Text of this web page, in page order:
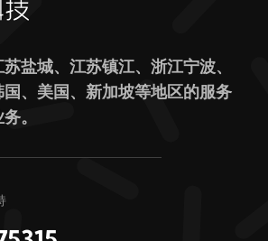
盐城、江苏镇江、浙江宁波、
、美国、新加坡等地区的服务
。